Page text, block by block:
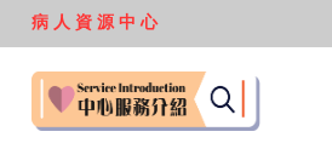
病 人 資 源 中 心